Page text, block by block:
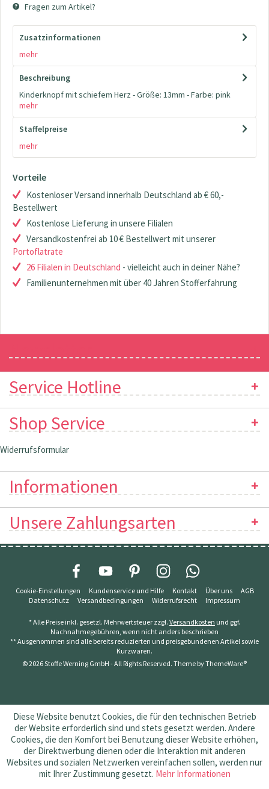
Fragen zum Artikel?
Zusatzinformationen
mehr
Beschreibung
Kinderknopf mit schiefem Herz - Größe: 13mm - Farbe: pink
mehr
Staffelpreise
mehr
Vorteile
Kostenloser Versand innerhalb Deutschland ab € 60,-
Bestellwert
Kostenlose Lieferung in unsere Filialen
Versandkostenfrei ab 10 € Bestellwert mit unserer
Portoflatrate
26 Filialen in Deutschland - vielleicht auch in deiner Nähe?
Familienunternehmen mit über 40 Jahren Stofferfahrung
Service Hotline
Shop Service
Widerrufsformular
Informationen
Unsere Zahlungsarten
Cookie-Einstellungen Kundenservice und Hilfe Kontakt Über uns
AGB
Datenschutz
Versandbedingungen Widerrufsrecht Impressum
* Alle Preise inkl. gesetzl. Mehrwertsteuer zzgl. Versandkosten und ggf.
Nachnahmegebühren, wenn nicht anders beschrieben
** Ausgenommen sind alle bereits reduzierten und preisgebundenen Artikel sowie
Kurzwaren.
© 2026 Stoffe Werning GmbH - All Rights Reserved. Theme byThemeWare®
Diese Website benutzt Cookies, die für den technischen Betrieb
der Website erforderlich sind und stets gesetzt werden. Andere
Cookies, die den Komfort bei Benutzung dieser Website erhöhen,
der Direktwerbung dienen oder die Interaktion mit anderen
Websites und sozialen Netzwerken vereinfachen sollen, werden nur
mit Ihrer Zustimmung gesetzt. Mehr Informationen